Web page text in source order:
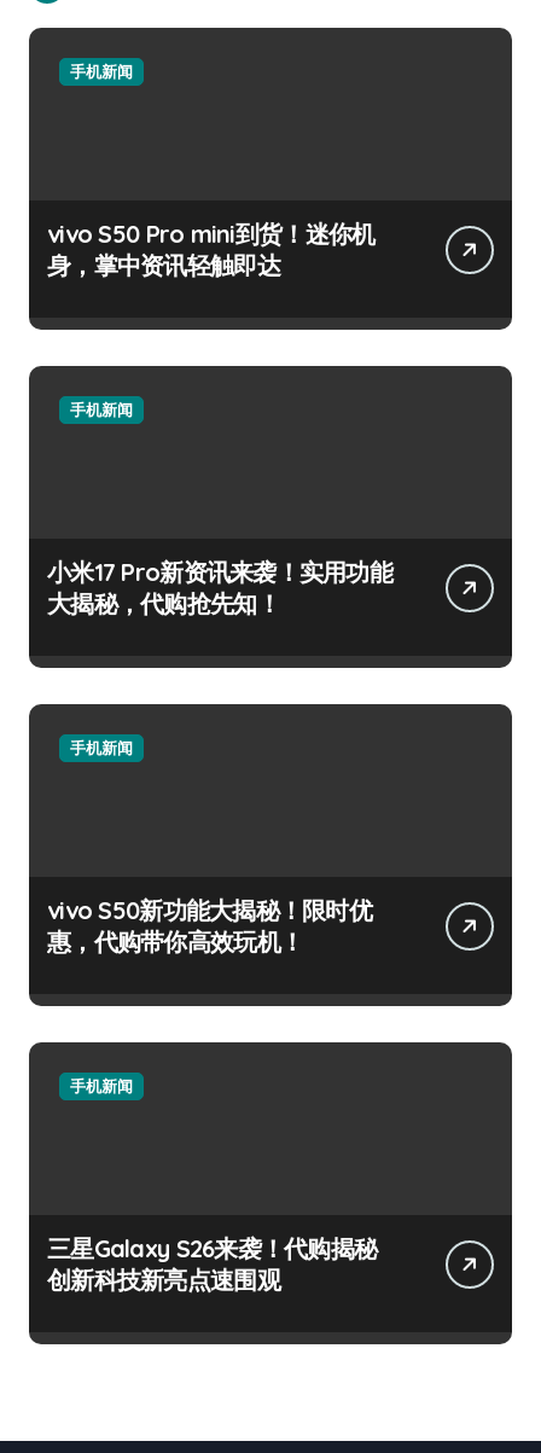
手机新闻
vivo S50 Pro mini到货！迷你机
身，掌中资讯轻触即达
手机新闻
小米17 Pro新资讯来袭！实用功能
大揭秘，代购抢先知！
手机新闻
vivo S50新功能大揭秘！限时优
惠，代购带你高效玩机！
手机新闻
三星Galaxy S26来袭！代购揭秘
创新科技新亮点速围观